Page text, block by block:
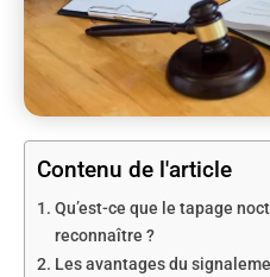
Contenu de l'article
Qu’est-ce que le tapage
reconnaître ?
Les avantages du